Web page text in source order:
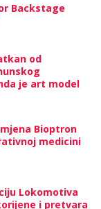
Backstage
od
je art model
Bioptron
medicini
Lokomotiva
i pretvara